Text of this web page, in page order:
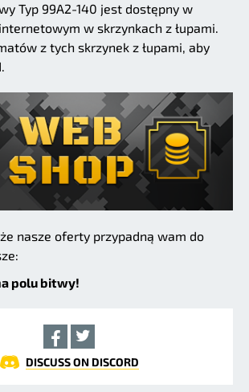
Typ 99A2-140 jest dostępny w
w skrzynkach z łupami.
z tych skrzynek z łupami, aby
nasze oferty przypadną wam do
polu bitwy!
DISCUSS ON DISCORD